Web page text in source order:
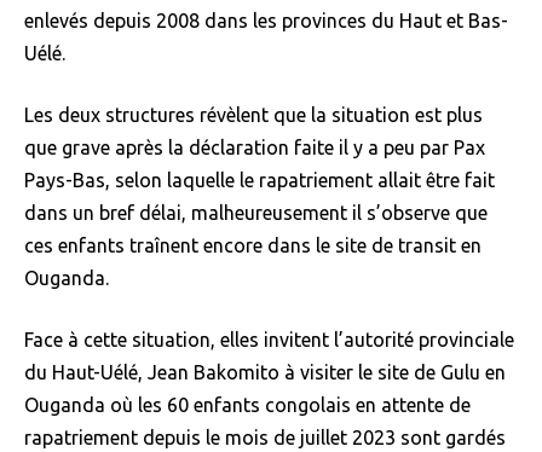
enlevés depuis 2008 dans les provinces du Haut et Bas-
Uélé.
Les deux structures révèlent que la situation est plus
que grave après la déclaration faite il y a peu par Pax
Pays-Bas, selon laquelle le rapatriement allait être fait
dans un bref délai, malheureusement il s’observe que
ces enfants traînent encore dans le site de transit en
Ouganda.
Face à cette situation, elles invitent l’autorité provinciale
du Haut-Uélé, Jean Bakomito à visiter le site de Gulu en
Ouganda où les 60 enfants congolais en attente de
rapatriement depuis le mois de juillet 2023 sont gardés